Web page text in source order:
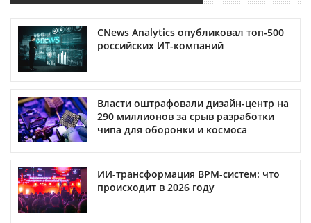
CNews Analytics опубликовал топ-500
российских ИТ-компаний
Власти оштрафовали дизайн-центр на
290 миллионов за срыв разработки
чипа для оборонки и космоса
ИИ-трансформация BPM-систем: что
происходит в 2026 году